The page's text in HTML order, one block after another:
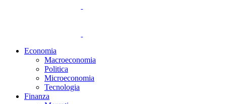
Economia
Macroeconomia
Politica
Microeconomia
Tecnologia
Finanza